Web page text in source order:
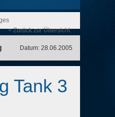
< Zurück zur Übersicht
Datum: 28.06.2005
Tank 3